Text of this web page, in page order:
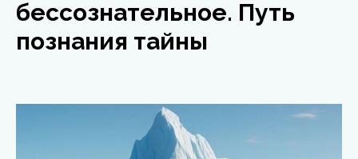
бессознательное. Путь
познания тайны